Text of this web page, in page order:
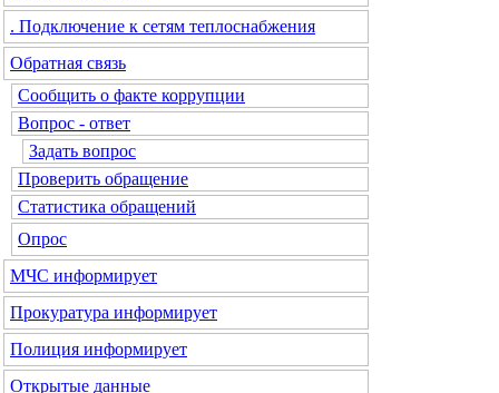
. Подключение к сетям теплоснабжения
Обратная связь
Сообщить о факте коррупции
Вопрос - ответ
Задать вопрос
Проверить обращение
Статистика обращений
Опрос
МЧС информирует
Прокуратура информирует
Полиция информирует
Открытые данные